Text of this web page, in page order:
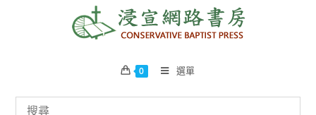
0 選單